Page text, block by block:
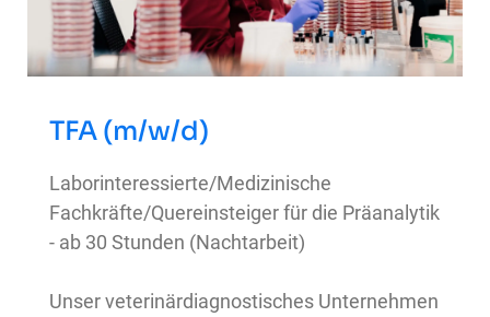
TFA (m/w/d)
Laborinteressierte/Medizinische
Fachkräfte/Quereinsteiger für die Präanalytik
- ab 30 Stunden (Nachtarbeit)
Unser veterinärdiagnostisches Unternehmen